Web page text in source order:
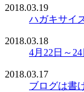
2018.03.19
ハガキサイ
2018.03.18
4月22日～
2018.03.17
ブログは書